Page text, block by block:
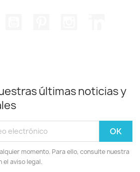
últimas noticias y
momento. Para ello, consulte nuestra
el aviso legal.